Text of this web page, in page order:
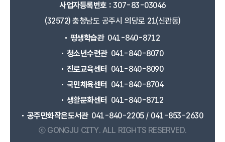
사업자등록번호 :307-83-03046
(32572) 충청남도 공주시 의당로 21(신관동)
평생학습관 041-840-8712
청소년수련관 041-840-8070
진로교육센터
041-840-8090
국민체육센터
041-840-8704
생활문화센터
041-840-8712
공주만화작은도서관 041-840-2205 / 041-853-2630
ⓒ GONGJU CITY. ALL RIGHTS RESERVED.